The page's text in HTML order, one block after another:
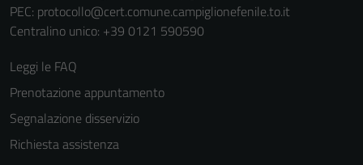
PEC: protocollo@cert.comune.campiglionefenile.to.it
Centralino unico: +39 0121 590590
Leggi le FAQ
Prenotazione appuntamento
Segnalazione disservizio
Richiesta assistenza